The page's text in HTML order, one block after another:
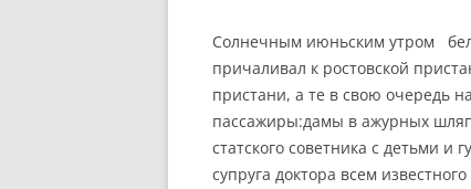
Солнечным июньским утром
причаливал к ростовской
пристани, а те в свою очередь
пассажиры:дамы в ажурных
статского советника с детьми и
супруга доктора всем